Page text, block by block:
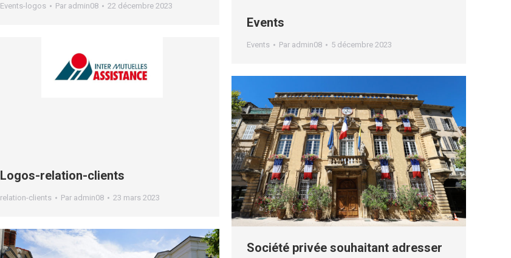
Events-logos Par admin08 22 décembre 2023
Events
Events Par admin08 5 décembre 2023
Logos-relation-clients
relation-clients Par admin08 23 mars 2023
Société privée souhaitant adresser